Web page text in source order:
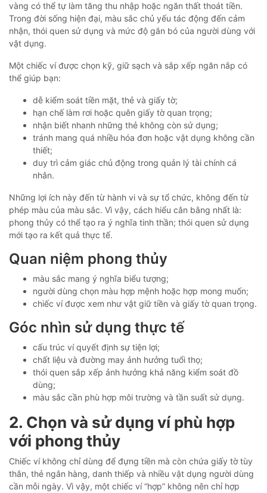
vàng có thể tự làm tăng thu nhập hoặc ngăn thất thoát tiền.
Trong đời sống hiện đại, màu sắc chủ yếu tác động đến cảm
nhận, thói quen sử dụng và mức độ gắn bó của người dùng với
vật dụng.
Một chiếc ví được chọn kỹ, giữ sạch và sắp xếp ngăn nắp có
thể giúp bạn:
dễ kiểm soát tiền mặt, thẻ và giấy tờ;
hạn chế làm rơi hoặc quên giấy tờ quan trọng;
nhận biết nhanh những thẻ không còn sử dụng;
tránh mang quá nhiều hóa đơn hoặc vật dụng không cần
thiết;
duy trì cảm giác chủ động trong quản lý tài chính cá
nhân.
Những lợi ích này đến từ hành vi và sự tổ chức, không đến từ
phép màu của màu sắc. Vì vậy, cách hiểu cân bằng nhất là:
phong thủy có thể tạo ra ý nghĩa tinh thần; thói quen sử dụng
mới tạo ra kết quả thực tế.
Quan niệm phong thủy
màu sắc mang ý nghĩa biểu tượng;
người dùng chọn màu hợp mệnh hoặc hợp mong muốn;
chiếc ví được xem như vật giữ tiền và giấy tờ quan trọng.
Góc nhìn sử dụng thực tế
cấu trúc ví quyết định sự tiện lợi;
chất liệu và đường may ảnh hưởng tuổi thọ;
thói quen sắp xếp ảnh hưởng khả năng kiểm soát đồ
dùng;
màu sắc cần phù hợp môi trường và tần suất sử dụng.
2. Chọn và sử dụng ví phù hợp
với phong thủy
Chiếc ví không chỉ dùng để đựng tiền mà còn chứa giấy tờ tùy
thân, thẻ ngân hàng, danh thiếp và nhiều vật dụng người dùng
cần mỗi ngày. Vì vậy, một chiếc ví “hợp” không nên chỉ hợp